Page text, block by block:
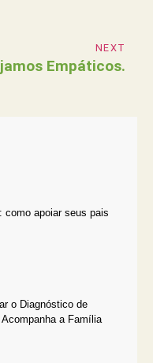
NEXT
Empáticos.
como apoiar seus pais
o Diagnóstico de
a Família